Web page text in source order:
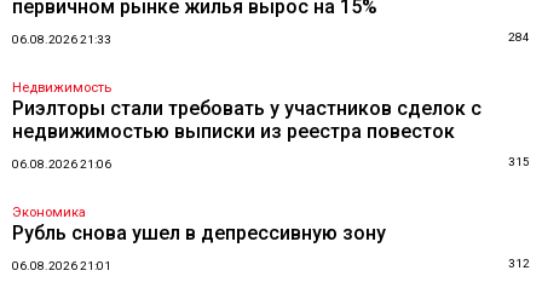
первичном рынке жилья вырос на 15%
06.08.2026 21:33 284
Недвижимость
Риэлторы стали требовать у участников сделок с
недвижимостью выписки из реестра повесток
06.08.2026 21:06 315
Экономика
Рубль снова ушел в депрессивную зону
06.08.2026 21:01 312